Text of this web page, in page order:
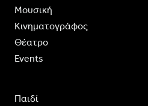
Moυσική
Κινηματογράφος
Θέατρο
Events
Παιδί